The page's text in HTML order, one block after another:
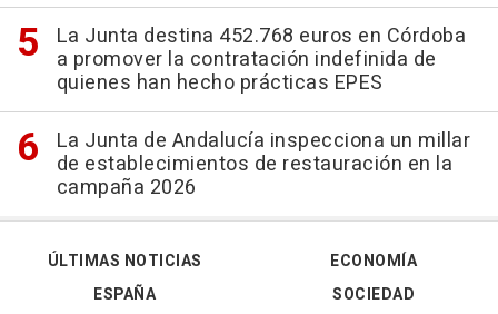
La Junta destina 452.768 euros en Córdoba
a promover la contratación indefinida de
quienes han hecho prácticas EPES
La Junta de Andalucía inspecciona un millar
de establecimientos de restauración en la
campaña 2026
ÚLTIMAS NOTICIAS
ESPAÑA
ECONOMÍA
SOCIEDAD